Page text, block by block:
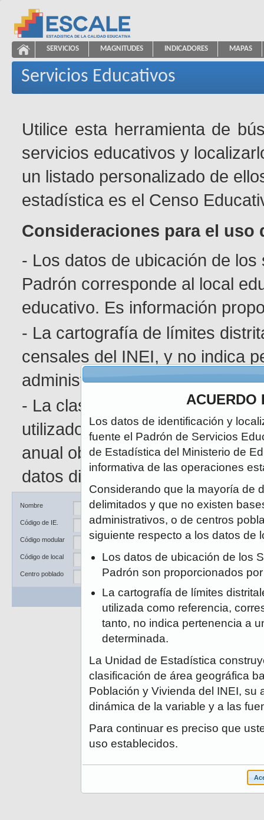
ESCALE - Unidad de Estadística Educativa
Servicios Educativos
NAVEGACIÓN
SERVICIOS MAGNITUDES INDICADORES MAPAS
Servicios Educativos
Utilice esta herramienta de
servicios educativos y
un listado personalizado de
estadística es el Censo
Consideraciones para el uso
- Los datos de ubicación de
Padrón corresponde al local
educativo. Es información
- La cartografía de límites
censales del INEI, y no indica
administrativa determinada.
- La clasificación de área
utilizado en el Censo de
anual obedece a la naturaleza
datos disponibles.
Nombre
Código de IE.
Código modular
Código de local
Centro poblado
Ubicación DRE / UGEL
Departamento
Distrito
Buscar Limpiar
ACUERDO
Los datos de identificación y
fuente el Padrón de Servicios
de Estadística del Ministerio de
informativa de las operaciones
Considerando que la mayoría de
delimitados y que no existen
administrativos, o de centros
siguiente respecto a los datos de
Los datos de ubicación de los
Padrón son proporcionados
La cartografía de límites
utilizada como referencia,
tanto, no indica pertenencia a
determinada.
La Unidad de Estadística
clasificación de área geográfica
Población y Vivienda del INEI, su
dinámica de la variable y a las
Para continuar es preciso que
uso establecidos.